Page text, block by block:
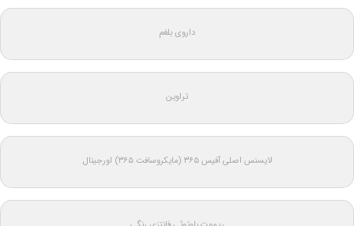
داروی بلغم
تراوین
لایسنس اصلی آفیس ۳۶۵ (مایکروسافت ۳۶۵) اورجینال